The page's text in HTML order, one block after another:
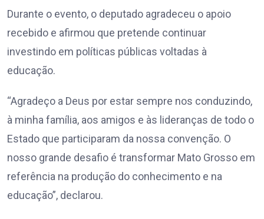
Durante o evento, o deputado agradeceu o apoio
recebido e afirmou que pretende continuar
investindo em políticas públicas voltadas à
educação.
“Agradeço a Deus por estar sempre nos conduzindo,
à minha família, aos amigos e às lideranças de todo o
Estado que participaram da nossa convenção. O
nosso grande desafio é transformar Mato Grosso em
referência na produção do conhecimento e na
educação”, declarou.